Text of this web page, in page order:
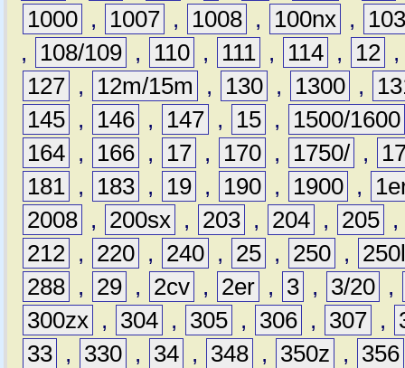
1000 , 1007 , 1008 , 100nx ,
,
108/109 , 110 , 111 , 114 , 12
127 , 12m/15m , 130 , 1300 ,
145 , 146 , 147 , 15 ,
1500/1600
164 , 166 , 17 , 170 , 1750/ ,
181 , 183 , 19 , 190 , 1900 ,
2008 , 200sx , 203 , 204 , 205 ,
212 , 220 , 240 , 25 , 250 ,
288 , 29 , 2cv , 2er , 3 , 3/20 ,
300zx , 304 , 305 , 306 , 307 ,
33 , 330 , 34 , 348 , 350z ,
356